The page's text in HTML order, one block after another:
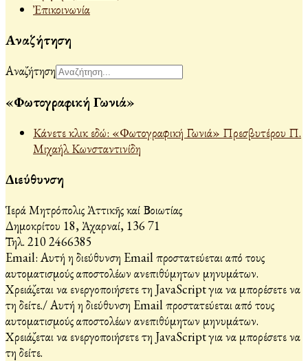
Ἐπικοινωνία
Αναζήτηση
Αναζήτηση
«Φωτογραφική Γωνιά»
Κάνετε κλικ εδώ: «Φωτογραφική Γωνιά» Πρεσβυτέρου Π.
Μιχαήλ Κωνσταντινίδη
Διεύθυνση
Ἱερά Μητρόπολις Ἀττικῆς καί Βοιωτίας
Δημοκρίτου 18, Ἀχαρναί, 136 71
Τηλ. 210 2466385
Email: Αυτή η διεύθυνση Email προστατεύεται από τους
αυτοματισμούς αποστολέων ανεπιθύμητων μηνυμάτων.
Χρειάζεται να ενεργοποιήσετε τη JavaScript για να μπορέσετε να
τη δείτε./Αυτή η διεύθυνση Email προστατεύεται από τους
αυτοματισμούς αποστολέων ανεπιθύμητων μηνυμάτων.
Χρειάζεται να ενεργοποιήσετε τη JavaScript για να μπορέσετε να
τη δείτε.